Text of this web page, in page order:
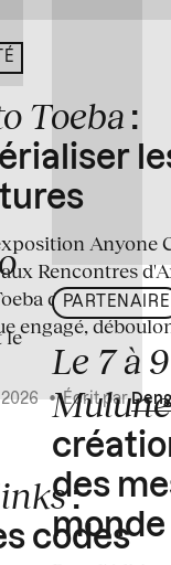
le
:
codes
Toeba :
Anyone
Rencontres
dévoile un
engagé,
•Écrit par
PARTENAIRE
Le 7 à
des
monde